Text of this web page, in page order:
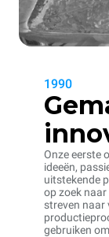
1990
Onze eerste
ideeën,
uitstekende
op zoek
streven naar
gebruiken